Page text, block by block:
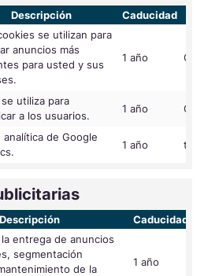
Descripción Caducidad
se utilizan para
anuncios más
para usted y sus
1 año
utiliza para
a los usuarios.
1 año
analítica de Google
1 año
Descripción Caducidad
entrega de anuncios
segmentación
de la
1 año